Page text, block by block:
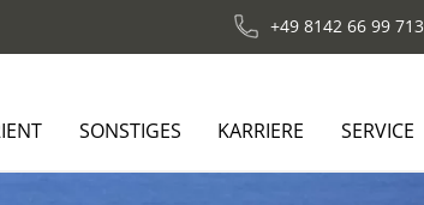
+49 8142 66 99 713
SONSTIGES KARRIERE SERVICE